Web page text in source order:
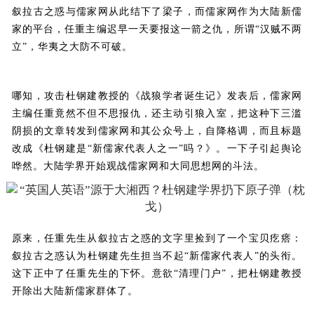
叙拉古之惑与儒家网从此结下了梁子，而儒家网作为大陆新儒
家的平台，任重主编迟早一天要报这一箭之仇，所谓“汉贼不两
立”，华夷之大防不可破。
哪知，攻击杜钢建教授的《战狼学者诞生记》发表后，儒家网
主编任重竟然不但不思报仇，还主动引狼入室，把这种下三滥
阴损的文章转发到儒家网和其公众号上，自降格调，而且标题
改成《杜钢建是“新儒家代表人之一”吗？》。一下子引起舆论
哗然。大陆学界开始观战儒家网和大同思想网的斗法。
原来，任重先生从叙拉古之惑的文字里捡到了一个宝贝疙瘩：
叙拉古之惑认为杜钢建先生担当不起“新儒家代表人”的头衔。
这下正中了任重先生的下怀。意欲“清理门户”，把杜钢建教授
开除出大陆新儒家群体了。